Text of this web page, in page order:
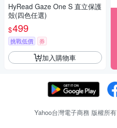
HyRead Gaze One S 直立保護
殼(四色任選)
$499
挑戰低價 券
加入購物車
Yahoo台灣電子商務 版權所